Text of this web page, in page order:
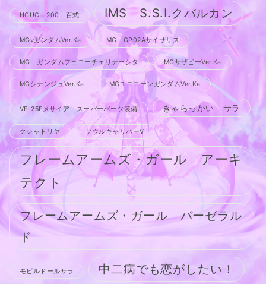
HGUC 200 百式 IMS S.S.I.クバルカン
MGνガンダムVer.Ka MG GP02Aサイサリス
MG ガンダムフェニーチェリナーシタ MGサザビーVer.Ka
MGシナンジュVer.Ka MGユニコーンガンダムVer.Ka
VF-25Fメサイア スーパーパーツ装備 きゃらっがい サラ
クシャトリヤ ソウルキャリバーV
フレームアームズ・ガール アーキ
テクト
フレームアームズ・ガール バーゼラル
ド
モビルドールサラ 中二病でも恋がしたい！